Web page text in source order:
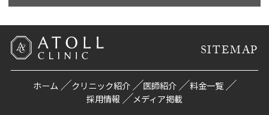
SITEMAP
ホーム クリニック紹介 医師紹介
料金一覧
採用情報
メディア掲載